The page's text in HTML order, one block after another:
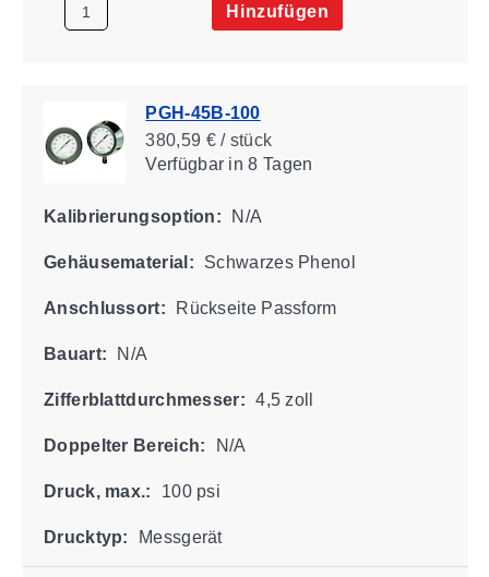
Hinzufügen
PGH-45B-100
380,59 € / stück
Verfügbarin 8 Tagen
Kalibrierungsoption: N/A
Gehäusematerial: Schwarzes Phenol
Anschlussort: Rückseite Passform
Bauart: N/A
Zifferblattdurchmesser: 4,5 zoll
Doppelter Bereich: N/A
Druck, max.: 100 psi
Drucktyp: Messgerät